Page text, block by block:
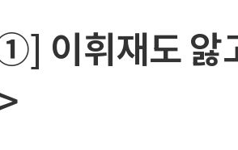
이휘재도